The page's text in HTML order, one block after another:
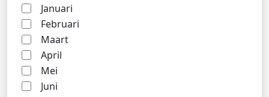
Januari
Februari
Maart
April
Mei
Juni